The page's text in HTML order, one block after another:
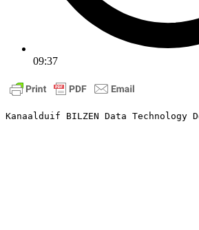
09:37
Kanaalduif BILZEN Data Technology